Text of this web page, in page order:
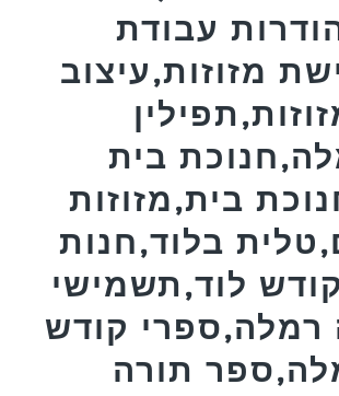
עבודת
מזוזות,עיצוב
בית
בית,מזוזות
בלוד,חנות
לוד,תשמישי
רמלה,ספרי קודש
תורה